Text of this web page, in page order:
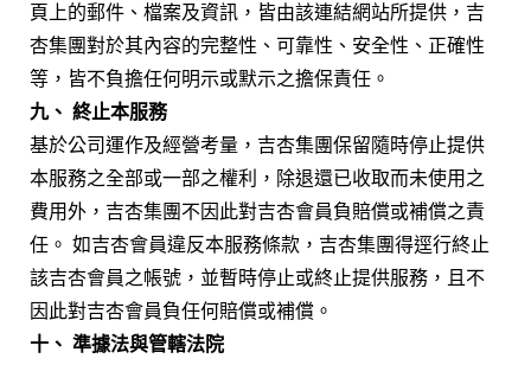
頁上的郵件、檔案及資訊，皆由該連結網站所提供，吉
杏集團對於其內容的完整性、可靠性、安全性、正確性
等，皆不負擔任何明示或默示之擔保責任。
九、 終止本服務
基於公司運作及經營考量，吉杏集團保留隨時停止提供
本服務之全部或一部之權利，除退還已收取而未使用之
費用外，吉杏集團不因此對吉杏會員負賠償或補償之責
任。 如吉杏會員違反本服務條款，吉杏集團得逕行終止
該吉杏會員之帳號，並暫時停止或終止提供服務，且不
因此對吉杏會員負任何賠償或補償。
十、 準據法與管轄法院